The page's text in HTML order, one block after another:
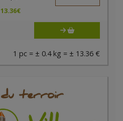
13.36€
1 pc = ± 0.4 kg = ± 13.36 €